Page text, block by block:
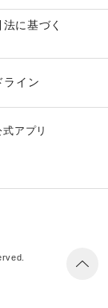
に基づく
ライン
アプリ